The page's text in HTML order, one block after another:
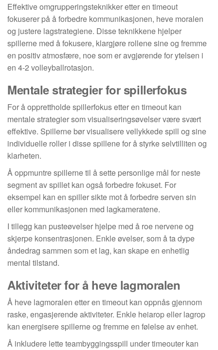
Effektive omgrupperingsteknikker etter en timeout
fokuserer på å forbedre kommunikasjonen, heve moralen
og justere lagstrategiene. Disse teknikkene hjelper
spillerne med å fokusere, klargjøre rollene sine og fremme
en positiv atmosfære, noe som er avgjørende for ytelsen i
en 4-2 volleyballrotasjon.
Mentale strategier for spillerfokus
For å opprettholde spillerfokus etter en timeout kan
mentale strategier som visualiseringsøvelser være svært
effektive. Spillerne bør visualisere vellykkede spill og sine
individuelle roller i disse spillene for å styrke selvtilliten og
klarheten.
Å oppmuntre spillerne til å sette personlige mål for neste
segment av spillet kan også forbedre fokuset. For
eksempel kan en spiller sikte mot å forbedre serven sin
eller kommunikasjonen med lagkameratene.
I tillegg kan pusteøvelser hjelpe med å roe nervene og
skjerpe konsentrasjonen. Enkle øvelser, som å ta dype
åndedrag sammen som et lag, kan skape en enhetlig
mental tilstand.
Aktiviteter for å heve lagmoralen
Å heve lagmoralen etter en timeout kan oppnås gjennom
raske, engasjerende aktiviteter. Enkle heiarop eller lagrop
kan energisere spillerne og fremme en følelse av enhet.
Å inkludere lette teambyggingsspill under timeouter kan